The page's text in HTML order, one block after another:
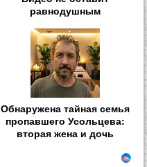
равнодушным
Обнаружена тайная семья
пропавшего Усольцева:
вторая жена и дочь